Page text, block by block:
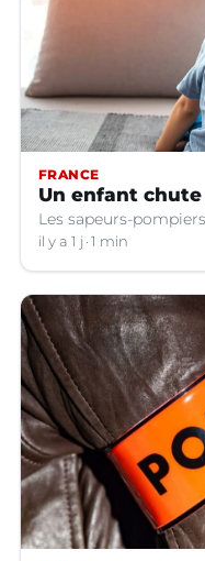
FRANCE
Un enfant
Les sapeurs-
il y a 1 j 1 min